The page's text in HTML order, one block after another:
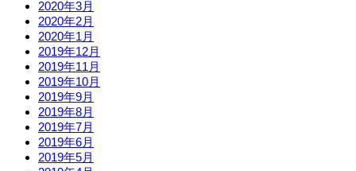
2020年3月
2020年2月
2020年1月
2019年12月
2019年11月
2019年10月
2019年9月
2019年8月
2019年7月
2019年6月
2019年5月